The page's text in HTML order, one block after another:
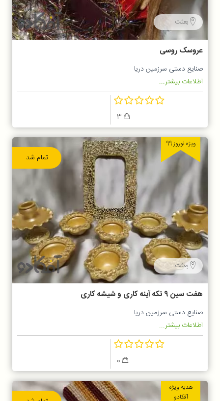
بعثت
عروسک روسی
صنایع دستی سرزمین دریا
اطلاعات بیشتر...
تمام شد
ویژه نوروز 99
بعثت
هفت سین 9 تکه آینه کاری و شیشه کاری
صنایع دستی سرزمین دریا
اطلاعات بیشتر...
هدیه ویژه
آفکادو